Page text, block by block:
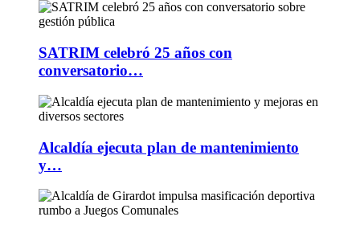
SATRIM celebró 25 años con
conversatorio…
Alcaldía ejecuta plan de mantenimiento
y…